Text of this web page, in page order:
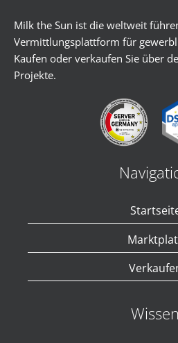
Milk the Sun ist die weltweit
Vermittlungsplattform für
Kaufen oder verkaufen Sie über
Projekte.
Wissen